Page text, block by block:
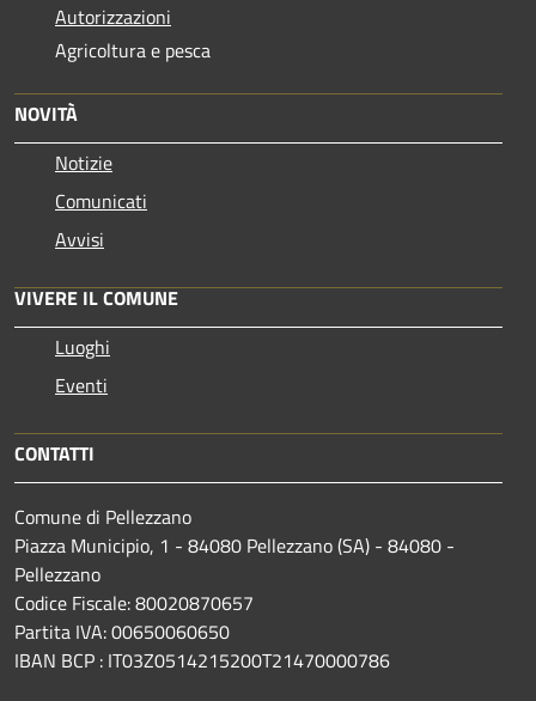
Autorizzazioni
Agricoltura e pesca
NOVITÀ
Notizie
Comunicati
Avvisi
VIVERE IL COMUNE
Luoghi
Eventi
CONTATTI
Comune di Pellezzano
Piazza Municipio, 1 - 84080 Pellezzano (SA) - 84080 -
Pellezzano
Codice Fiscale: 80020870657
Partita IVA: 00650060650
IBAN BCP : IT03Z0514215200T21470000786